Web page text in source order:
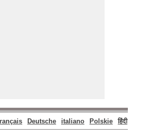
Deutsche italiano Polskie हिंदी